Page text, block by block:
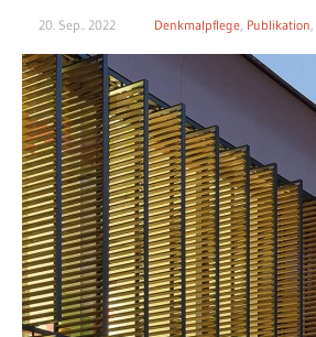
20. Sep.. 2022 Denkmalpflege, Publikation,